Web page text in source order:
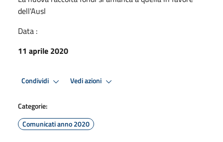
dell'Ausl
Data :
11 aprile 2020
Condividi Vedi azioni
Categorie:
Comunicati anno 2020